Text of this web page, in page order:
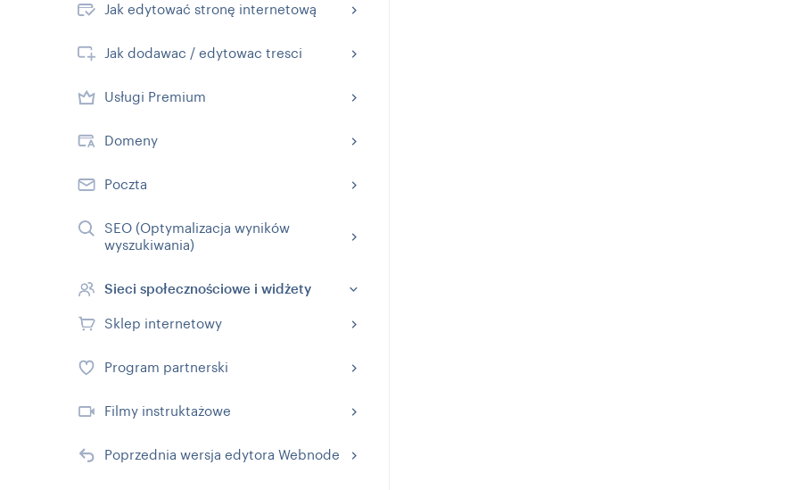
Jak edytować stronę internetową
Jak dodawac / edytowac tresci
Usługi Premium
Domeny
Poczta
SEO (Optymalizacja wyników
wyszukiwania)
Sieci społecznościowe i widżety
Sklep internetowy
Program partnerski
Filmy instruktażowe
Poprzednia wersja edytora Webnode